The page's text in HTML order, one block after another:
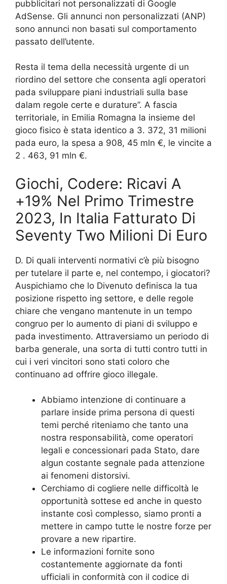
pubblicitari not personalizzati di Google
AdSense. Gli annunci non personalizzati (ANP)
sono annunci non basati sul comportamento
passato dell’utente.
Resta il tema della necessità urgente di un
riordino del settore che consenta agli operatori
pada sviluppare piani industriali sulla base
dalam regole certe e durature”. A fascia
territoriale, in Emilia Romagna la insieme del
gioco fisico è stata identico a 3. 372, 31 milioni
pada euro, la spesa a 908, 45 mln €, le vincite a
2 . 463, 91 mln €.
Giochi, Codere: Ricavi A
+19% Nel Primo Trimestre
2023, In Italia Fatturato Di
Seventy Two Milioni Di Euro
D. Di quali interventi normativi c’è più bisogno
per tutelare il parte e, nel contempo, i giocatori?
Auspichiamo che lo Divenuto definisca la tua
posizione rispetto ing settore, e delle regole
chiare che vengano mantenute in un tempo
congruo per lo aumento di piani di sviluppo e
pada investimento. Attraversiamo un periodo di
barba generale, una sorta di tutti contro tutti in
cui i veri vincitori sono stati coloro che
continuano ad offrire gioco illegale.
Abbiamo intenzione di continuare a
parlare inside prima persona di questi
temi perché riteniamo che tanto una
nostra responsabilità, come operatori
legali e concessionari pada Stato, dare
algun costante segnale pada attenzione
ai fenomeni distorsivi.
Cerchiamo di cogliere nelle difficoltà le
opportunità sottese ed anche in questo
instante così complesso, siamo pronti a
mettere in campo tutte le nostre forze per
provare a new ripartire.
Le informazioni fornite sono
costantemente aggiornate da fonti
ufficiali in conformità con il codice di